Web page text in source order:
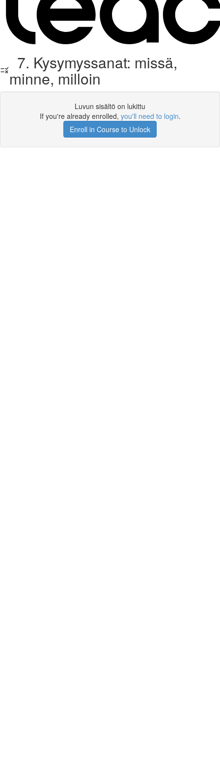
7. Kysymyssanat: missä,
minne, milloin
Luvun sisältö on lukittu
If you're already enrolled, you'll need to login.
Enroll in Course to Unlock